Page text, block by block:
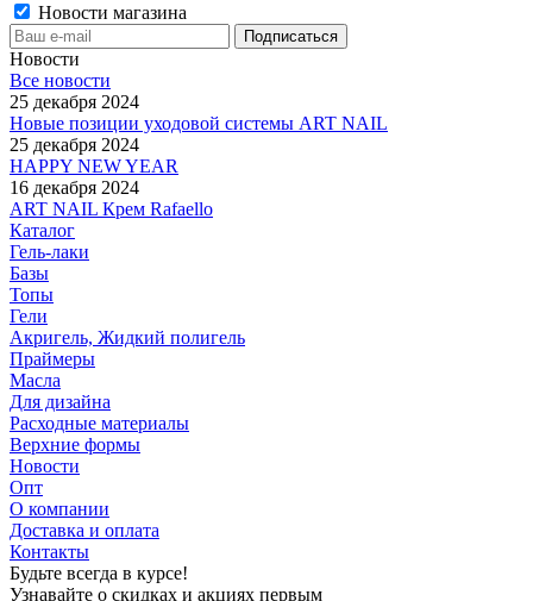
Новости магазина
Новости
Все новости
25 декабря 2024
Новые позиции уходовой системы ART NAIL
25 декабря 2024
HAPPY NEW YEAR
16 декабря 2024
ART NAIL Крем Rafaello
Каталог
Гель-лаки
Базы
Топы
Гели
Акригель, Жидкий полигель
Праймеры
Масла
Для дизайна
Расходные материалы
Верхние формы
Новости
Опт
О компании
Доставка и оплата
Контакты
Будьте всегда в курсе!
Узнавайте о скидках и акциях первым